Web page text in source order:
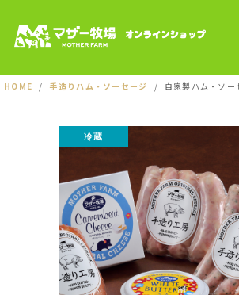
HOME 手造りハム・ソーセージ 自家製ハム・ソ